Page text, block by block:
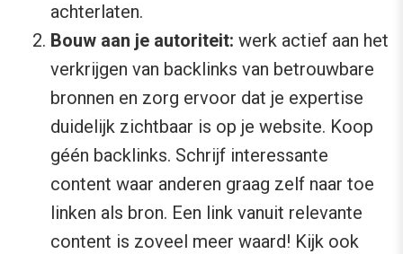
achterlaten.
Bouw aan je autoriteit: werk actief aan het
verkrijgen van backlinks van betrouwbare
bronnen en zorg ervoor dat je expertise
duidelijk zichtbaar is op je website. Koop
géén backlinks. Schrijf interessante
content waar anderen graag zelf naar toe
linken als bron. Een link vanuit relevante
content is zoveel meer waard! Kijk ook